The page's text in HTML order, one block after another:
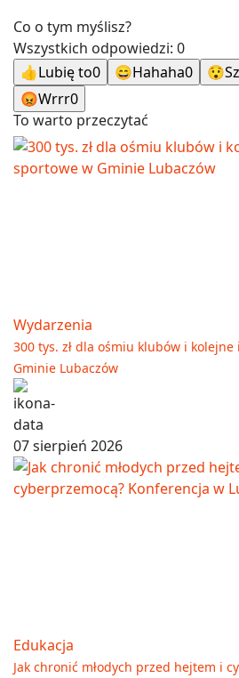
Co o tym myślisz?
Wszystkich odpowiedzi: 0
👍Lubię to0 😄Hahaha0 😯
😡Wrrr0
To warto przeczytać
Wydarzenia
300 tys. zł dla ośmiu klubów i
Gminie Lubaczów
07 sierpień 2026
Edukacja
Jak chronić młodych przed hejtem i